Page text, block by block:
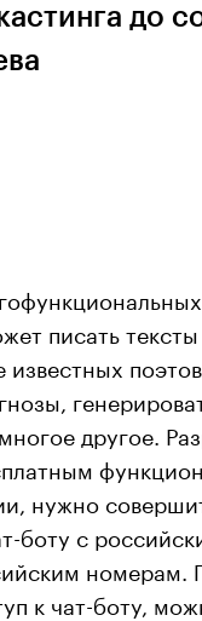
до
писать
другое.
нужно
боту с
номерам.
к чат-боту,